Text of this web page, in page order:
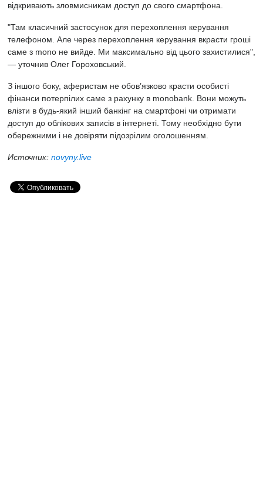
відкривають зловмисникам доступ до свого смартфона.
"Там класичний застосунок для перехоплення керування
телефоном. Але через перехоплення керування вкрасти гроші
саме з mono не вийде. Ми максимально від цього захистилися",
— уточнив Олег Гороховський.
З іншого боку, аферистам не обов’язково красти особисті
фінанси потерпілих саме з рахунку в monobank. Вони можуть
влізти в будь-який інший банкінг на смартфоні чи отримати
доступ до облікових записів в інтернеті. Тому необхідно бути
обережними і не довіряти підозрілим оголошенням.
Источник: novyny.live